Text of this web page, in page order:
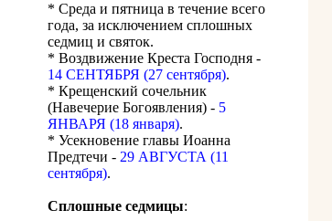
* Среда и пятница в течение всего
года, за исключением сплошных
седмиц и святок.
* Воздвижение Креста Господня -
14 СЕНТЯБРЯ (27 сентября).
* Крещенский сочельник
(Навечерие Богоявления) - 5
ЯНВАРЯ (18 января).
* Усекновение главы Иоанна
Предтечи - 29 АВГУСТА (11
сентября).
Сплошные седмицы: